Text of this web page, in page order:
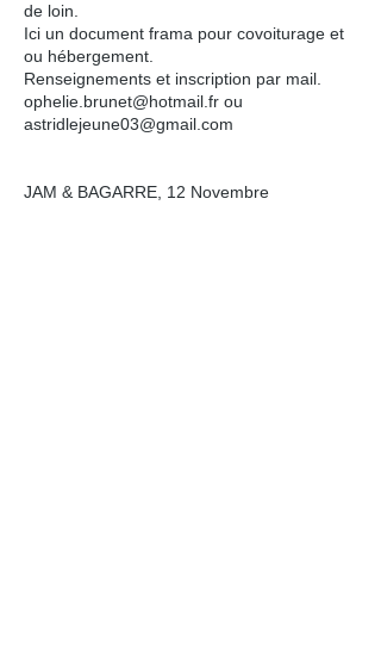
de loin.
Ici un document frama pour covoiturage et
ou hébergement.
Renseignements et inscription par mail.
ophelie.brunet@hotmail.fr ou
astridlejeune03@gmail.com
JAM & BAGARRE, 12 Novembre